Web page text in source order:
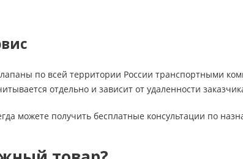
по всей территории России транспортными
отдельно и зависит от удаленности
можете получить бесплатные консультации по